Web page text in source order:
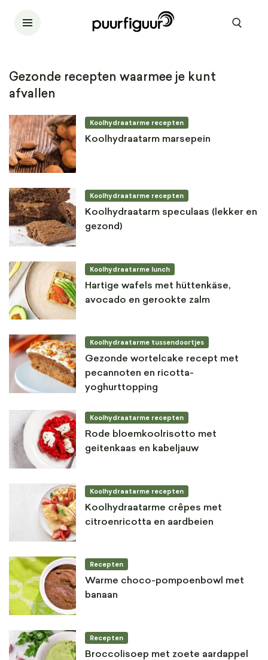
Gezonde recepten waarmee je kunt
afvallen
Koolhydraatarme recepten
Koolhydraatarm marsepein
Koolhydraatarme recepten
Koolhydraatarm speculaas (lekker en
gezond)
Koolhydraatarme lunch
Hartige wafels met hüttenkäse,
avocado en gerookte zalm
Koolhydraatarme tussendoortjes
Gezonde wortelcake recept met
pecannoten en ricotta-
yoghurttopping
Koolhydraatarme recepten
Rode bloemkoolrisotto met
geitenkaas en kabeljauw
Koolhydraatarme recepten
Koolhydraatarme crêpes met
citroenricotta en aardbeien
Recepten
Warme choco-pompoenbowl met
banaan
Recepten
Broccolisoep met zoete aardappel